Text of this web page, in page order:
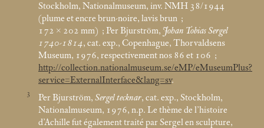
Stockholm, Nationalmuseum, inv. NMH 38/1944
(plume et encre brun-noire, lavis brun ;
172 × 202 mm) ; Per Bjurström, Johan Tobias Sergel
1740-1814, cat. exp., Copenhague, Thorvaldsens
Museum, 1976, respectivement nos 86 et 106 ;
http://collection.nationalmuseum.se/eMP/eMuseumPlus?
service=ExternalInterface&lang=sv.
3 Per Bjurström, Sergel tecknar, cat. exp., Stockholm,
Nationalmuseum, 1976, n.p. Le thème de l’histoire
d’Achille fut également traité par Sergel en sculpture,